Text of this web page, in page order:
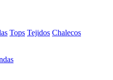
Tops Tejidos Chalecos